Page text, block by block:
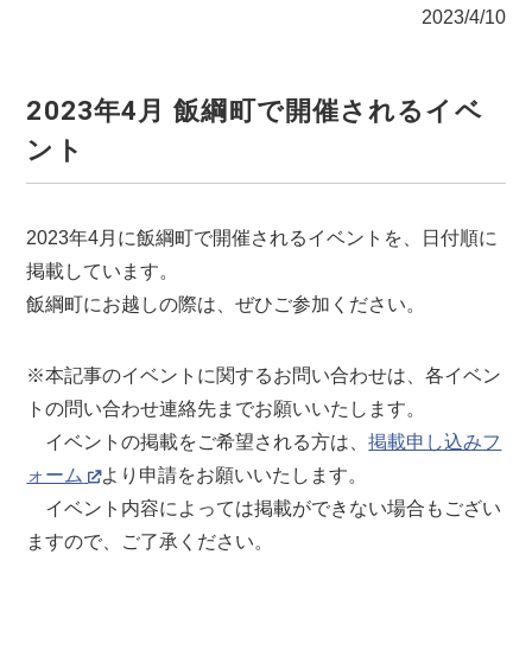
2023/4/10
2023年4月 飯綱町で開催されるイベ
ント
2023年4月に飯綱町で開催されるイベントを、日付順に
掲載しています。
飯綱町にお越しの際は、ぜひご参加ください。
※本記事のイベントに関するお問い合わせは、各イベン
トの問い合わせ連絡先までお願いいたします。
イベントの掲載をご希望される方は、掲載申し込みフ
ォーム
より申請をお願いいたします。
イベント内容によっては掲載ができない場合もござい
ますので、ご了承ください。